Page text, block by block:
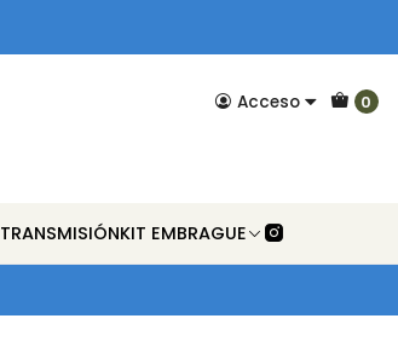
Acceso 0
TRANSMISIÓNKIT EMBRAGUE